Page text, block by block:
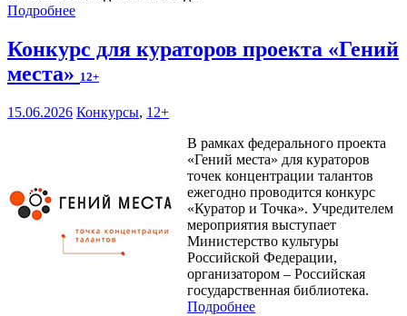
Подробнее
Конкурс для кураторов проекта «Гений
места» 12+
15.06.2026 Конкурсы, 12+
В рамках федерального проекта
«Гений места» для кураторов
точек концентрации талантов
ежегодно проводится конкурс
«Куратор и Точка». Учредителем
мероприятия выступает
Министерство культуры
Российской Федерации,
организатором – Российская
государственная библиотека.
Подробнее